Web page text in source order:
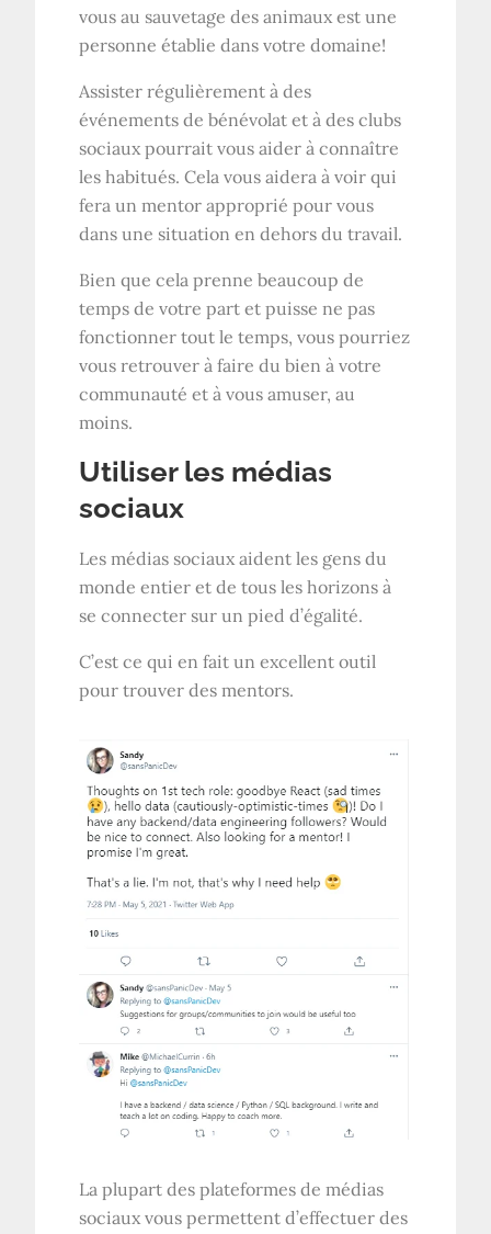
vous au sauvetage des animaux est une
personne établie dans votre domaine!
Assister régulièrement à des
événements de bénévolat et à des clubs
sociaux pourrait vous aider à connaître
les habitués. Cela vous aidera à voir qui
fera un mentor approprié pour vous
dans une situation en dehors du travail.
Bien que cela prenne beaucoup de
temps de votre part et puisse ne pas
fonctionner tout le temps, vous pourriez
vous retrouver à faire du bien à votre
communauté et à vous amuser, au
moins.
Utiliser les médias
sociaux
Les médias sociaux aident les gens du
monde entier et de tous les horizons à
se connecter sur un pied d’égalité.
C’est ce qui en fait un excellent outil
pour trouver des mentors.
La plupart des plateformes de médias
sociaux vous permettent d’effectuer des